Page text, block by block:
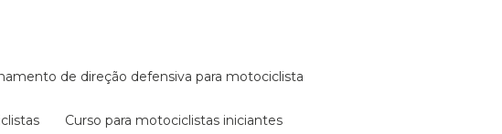
de direção defensiva para motociclista
curso para motociclistas iniciantes